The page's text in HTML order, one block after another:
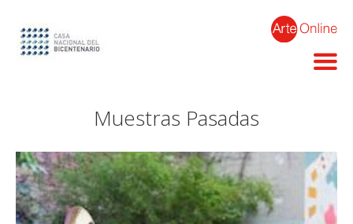
Muestras Pasadas